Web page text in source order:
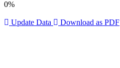
0%
Update Data Download as PDF